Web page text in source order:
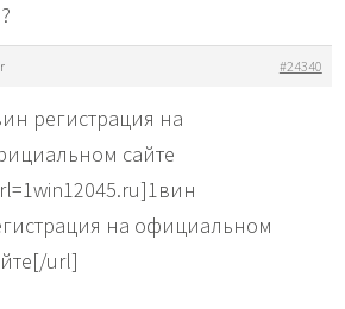
#24340
регистрация на
сайте
на официальном
url]